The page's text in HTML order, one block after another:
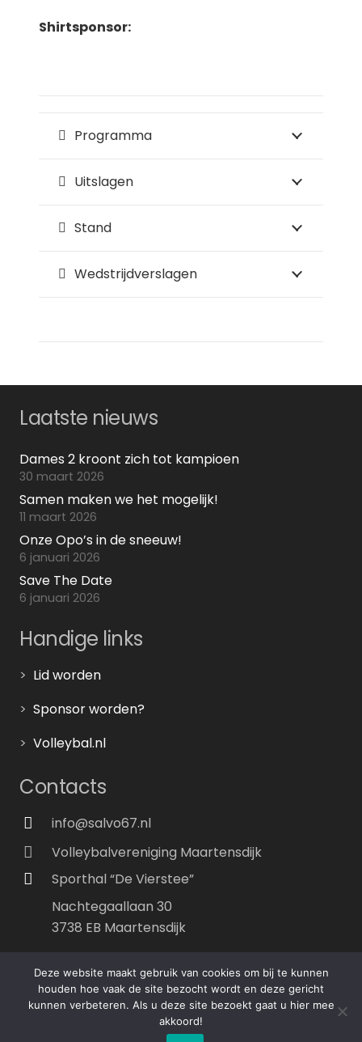
Shirtsponsor:
Programma
Uitslagen
Stand
Wedstrijdverslagen
Laatste nieuws
Dames 2 kroont zich tot kampioen
30 maart 2026
Samen maken we het mogelijk!
11 maart 2026
Onze Opo’s in de sneeuw!
6 januari 2026
Save The Date
6 januari 2026
Handige links
> Lid worden
> Sponsor worden?
> Volleybal.nl
Contacts
info@salvo67.nl
Volleybalvereniging Maartensdijk
Sporthal “De Vierstee”
Nachtegaallaan 30
3738 EB Maartensdijk
© 2019-2024 Salvo ’67 door Arnout Verhaar
Deze website maakt gebruik van cookies om bij te kunnen
houden hoe vaak de site bezocht wordt en deze gericht
kunnen verbeteren. Als u deze site bezoekt gaat u hier mee
akkoord!